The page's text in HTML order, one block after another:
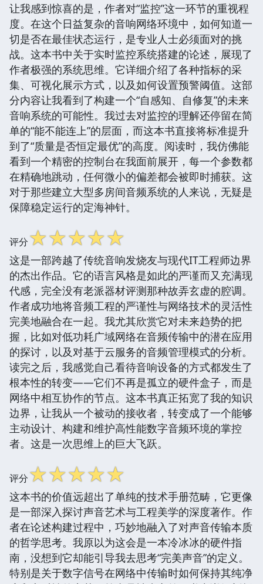
让我感到惊喜的是，作者对“监控”这一环节的重视程
度。在这个日益复杂的音响网络环境中，如何知道一
切是否在最佳状态运行，是专业人士必须面对的挑
战。这本书中关于实时监控系统搭建的论述，展现了
作者极强的系统思维。它详细介绍了各种指标的采
集、可视化展示方式，以及如何设置预警阈值。这部
分内容让我看到了构建一个“自感知、自修复”的未来
音响系统的可能性。我过去对监控的理解还停留在简
单的“能不能连上”的层面，而这本书直接将标准提升
到了“质量是否恒定最优”的高度。阅读时，我仿佛能
看到一个精密的控制台在我面前展开，每一个参数都
在精确地跳动，任何微小的偏差都会被即时捕获。这
对于那些建立大型多房间音频系统的人来说，无疑是
保障稳定运行的定海神针。
评分☆☆☆☆☆
这是一部跨越了传统音响发烧友与现代IT工程师边界
的杰出作品。它的语言风格是如此的严谨而又充满现
代感，完全没有老派器材评测那种故弄玄虚的腔调。
作者成功地将音频工程的严谨性与网络技术的灵活性
完美地融合在一起。我尤其欣赏它对未来趋势的把
握，比如对低功耗广域网络在音频传输中的潜在应用
的探讨，以及对基于云服务的音频管理模式的分析。
读完之后，我感觉自己看待音响设备的方式都发生了
根本性的转变——它们不再是孤立的硬件盒子，而是
网络中相互协作的节点。这本书真正拓宽了我的知识
边界，让我从一个被动的接收者，转变成了一个能够
主动设计、构建和维护高性能数字音频环境的掌控
者。这是一次思维上的巨大飞跃。
评分☆☆☆☆☆
这本书的价值远超出了单纯的技术手册范畴，它更像
是一部深入探讨声音艺术与工程美学的深度著作。作
者在论述构建过程中，巧妙地融入了对声音传输本质
的哲学思考。我原以为这会是一本冷冰冰的硬件指
南，没想到它却能引导我去思考“完美声音”的定义。
特别是关于数字信号在网络中传输时如何保持其纯净